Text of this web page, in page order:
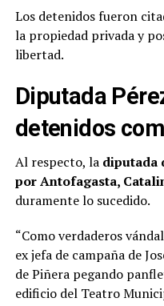
Los detenidos fueron
la propiedad privada y
libertad.
Diputada
detenidos
Al respecto, la diputada
por Antofagasta,
duramente lo sucedido.
“Como verdaderos
ex jefa de campaña de
de Piñera pegando
edificio del Teatro